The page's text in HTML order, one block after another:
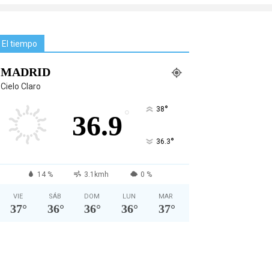
El tiempo
MADRID
Cielo Claro
36.9 ° 38°
36.3°
14 % 3.1kmh 0 %
VIE
37°
SÁB
36°
DOM
36°
LUN
36°
MAR
37°